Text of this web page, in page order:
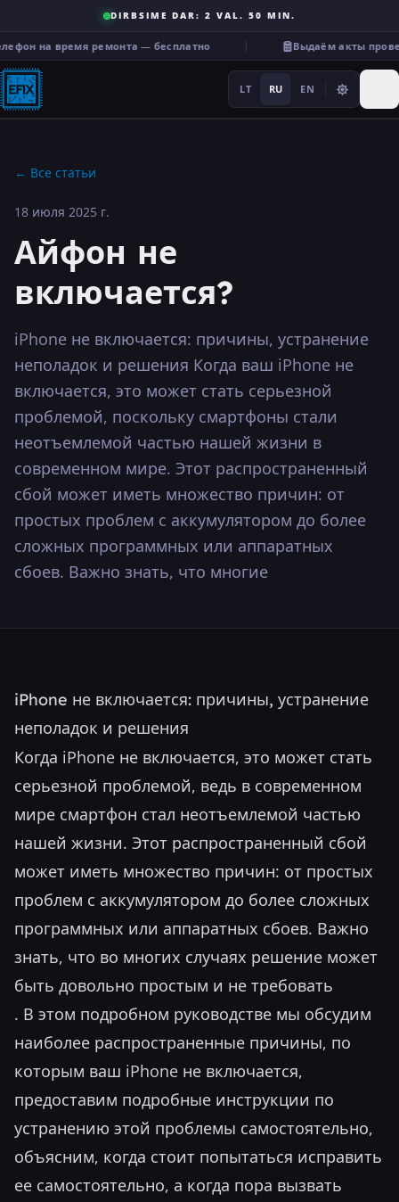
DIRBSIME DAR: 2 VAL. 50 MIN.
на время ремонта — бесплатно Выдаём акты
LT RU EN
Прочее
···
← Все статьи
18 июля 2025 г.
Айфон не
включается?
iPhone не включается: причины, устранение
неполадок и решения Когда ваш iPhone не
включается, это может стать серьезной
проблемой, поскольку смартфоны стали
неотъемлемой частью нашей жизни в
современном мире. Этот распространенный
сбой может иметь множество причин: от
простых проблем с аккумулятором до более
сложных программных или аппаратных
сбоев. Важно знать, что многие
iPhone не включается: причины, устранение
неполадок и решения
Когда iPhone не включается, это может стать
серьезной проблемой, ведь в современном
мире смартфон стал неотъемлемой частью
нашей жизни. Этот распространенный сбой
может иметь множество причин: от простых
проблем с аккумулятором до более сложных
программных или аппаратных сбоев. Важно
знать, что во многих случаях решение может
быть довольно простым и не требовать
. В этом подробном руководстве мы обсудим
наиболее распространенные причины, по
которым ваш iPhone не включается,
предоставим подробные инструкции по
устранению этой проблемы самостоятельно,
объясним, когда стоит попытаться исправить
ее самостоятельно, а когда пора вызвать